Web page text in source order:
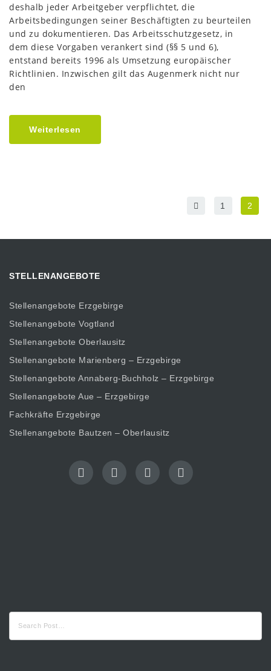
deshalb jeder Arbeitgeber verpflichtet, die
Arbeitsbedingungen seiner Beschäftigten zu beurteilen
und zu dokumentieren. Das Arbeitsschutzgesetz, in
dem diese Vorgaben verankert sind (§§ 5 und 6),
entstand bereits 1996 als Umsetzung europäischer
Richtlinien. Inzwischen gilt das Augenmerk nicht nur
den
Weiterlesen
1 2
STELLENANGEBOTE
Stellenangebote Erzgebirge
Stellenangebote Vogtland
Stellenangebote Oberlausitz
Stellenangebote Marienberg – Erzgebirge
Stellenangebote Annaberg-Buchholz – Erzgebirge
Stellenangebote Aue – Erzgebirge
Fachkräfte Erzgebirge
Stellenangebote Bautzen – Oberlausitz
nach: